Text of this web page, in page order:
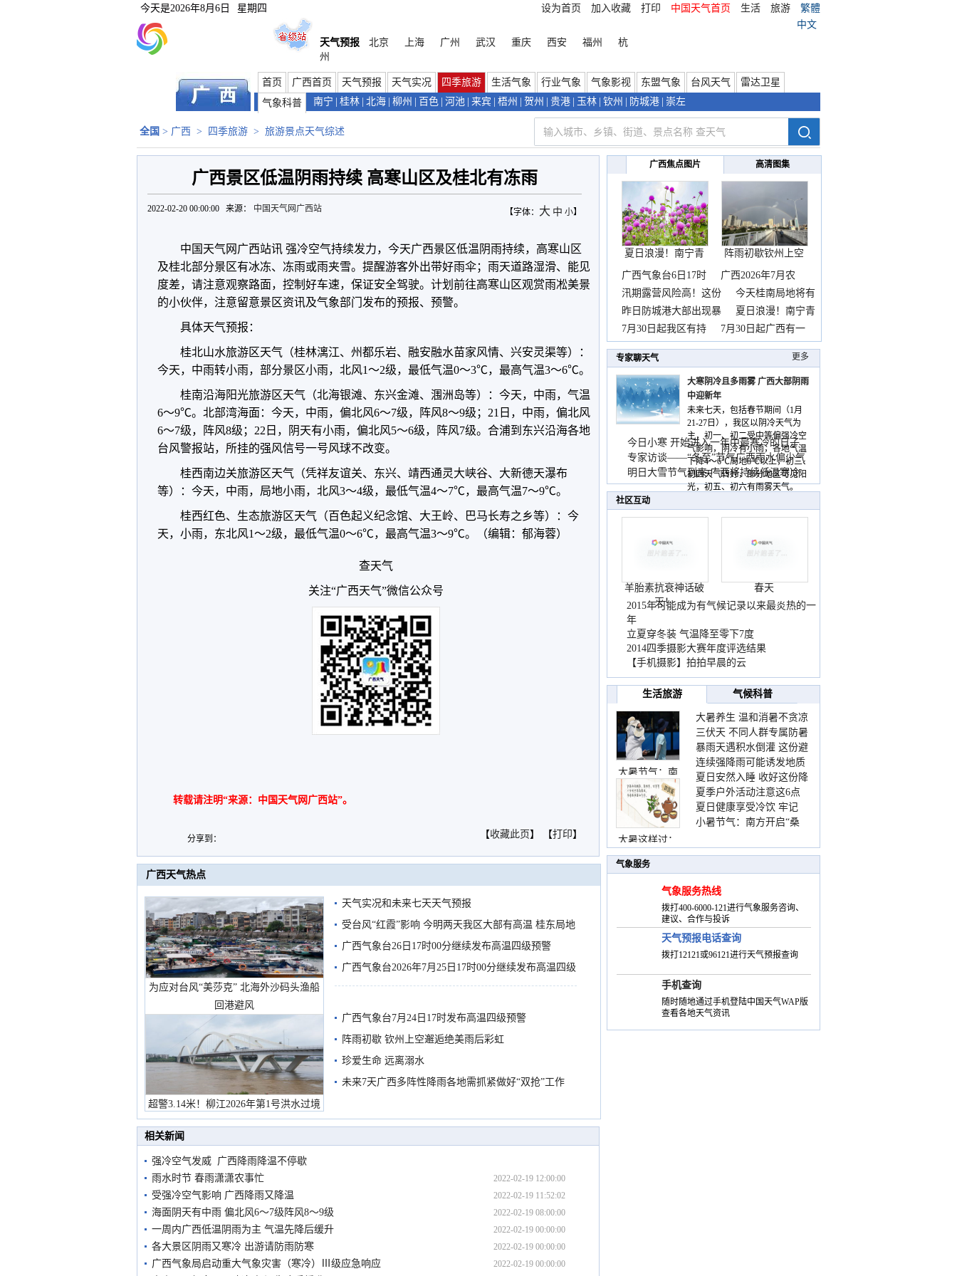
今天是2026年8月6日 星期四 设为首页 加入收藏 打印 中国天气首页 生活 旅游
繁體
中文
天气预报
北京 上海 广州 武汉 重庆 西安 福州
杭
州
首页 广西首页 天气预报 天气实况 四季旅游 生活气象 行业气象 气象影视 东盟气象 台风天气
雷达卫星
气象科普
南宁 桂林 北海 柳州 百色 河池 来宾 梧州 贺州 贵港 玉林 钦州 防城港 崇左
全国 > 广西 > 四季旅游 > 旅游景点天气综述
广西景区低温阴雨持续 高寒山区及桂北有冻雨
【字体： 大 中 小】
2022-02-20 00:00:00 来源： 中国天气网广西站
中国天气网广西站讯 强冷空气持续发力，今天广西景区低温阴雨持续，高寒山区
及桂北部分景区有冰冻、冻雨或雨夹雪。提醒游客外出带好雨伞；雨天道路湿滑、能见
度差，请注意观察路面，控制好车速，保证安全驾驶。计划前往高寒山区观赏雨凇美景
的小伙伴，注意留意景区资讯及气象部门发布的预报、预警。
具体天气预报：
桂北山水旅游区天气（桂林漓江、州都乐岩、融安融水苗家风情、兴安灵渠等）：
今天，中雨转小雨，部分景区小雨，北风1～2级，最低气温0～3℃，最高气温3～6℃。
桂南沿海阳光旅游区天气（北海银滩、东兴金滩、涠洲岛等）：今天，中雨，气温
6～9℃。北部湾海面：今天，中雨，偏北风6～7级，阵风8～9级；21日，中雨，偏北风
6～7级，阵风8级；22日，阴天有小雨，偏北风5～6级，阵风7级。合浦到东兴沿海各地
台风警报站，所挂的强风信号一号风球不改变。
桂西南边关旅游区天气（凭祥友谊关、东兴、靖西通灵大峡谷、大新德天瀑布
等）：今天，中雨，局地小雨，北风3～4级，最低气温4～7℃，最高气温7～9℃。
桂西红色、生态旅游区天气（百色起义纪念馆、大王岭、巴马长寿之乡等）：今
天，小雨，东北风1～2级，最低气温0～6℃，最高气温3～9℃。（编辑：郁海蓉）
查天气
关注“广西天气”微信公众号
转载请注明“来源：中国天气网广西站”。
分享到： 【收藏此页 】 【打印】
广西天气热点
为应对台风“美莎克” 北海外沙码头渔船
回港避风
超警3.14米！柳江2026年第1号洪水过境
市民在堤岸见证汛况
天气实况和未来七天天气预报
受台风“红霞”影响 今明两天我区大部有高温 桂东局地
有较强降雨
广西气象台26日17时00分继续发布高温四级预警
广西气象台2026年7月25日17时00分继续发布高温四级
预警
广西气象台7月24日17时发布高温四级预警
阵雨初歇 钦州上空邂逅绝美雨后彩虹
珍爱生命 远离溺水
未来7天广西多阵性降雨各地需抓紧做好“双抢”工作
相关新闻
强冷空气发威 广西降雨降温不停歇
2022-02-19 12:00:00
雨水时节 春雨潇潇农事忙
2022-02-19 11:52:02
受强冷空气影响 广西降雨又降温
2022-02-19 08:00:00
海面阴天有中雨 偏北风6～7级阵风8～9级
2022-02-19 00:00:00
一周内广西低温阴雨为主 气温先降后缓升
2022-02-19 00:00:00
各大景区阴雨又寒冷 出游请防雨防寒
2022-02-19 00:00:00
广西气象局启动重大气象灾害（寒冷）Ⅲ级应急响应
广西焦点图片 高清图集
夏日浪漫！南宁青
秀山
阵雨初歇钦州上空
邂逅
广西气象台6日17时
广西2026年7月农
汛期露营风险高！这份
今天桂南局地将有
暴雨
昨日防城港大部出现暴
夏日浪漫！南宁青
秀山
7月30日起我区有持 7月30日起广西有一
专家聊天气 更多
大寒阴冷且多雨雾 广西大部阴雨
中迎新年
未来七天，包括春节期间（1月
21-27日），我区以阴冷天气为
主，初一、初二受中等偏强冷空
气影响，阴冷有小雨，各地气温
下降4～6℃局地8℃以上，初三、
初四天气转好，部分地区可见阳
光，初五、初六有雨雾天气。
今日小寒 开始进入一年中最寒冷的日子
专家访谈——“冬至”节气广西雨水偏少气
温低
明日大雪节气到来 广西将持续低温寒冷
天气
社区互动
羊胎素抗衰神话破
灭！
春天
2015年可能成为有气候记录以来最炎热的一
年
立夏穿冬装 气温降至零下7度
2014四季摄影大赛年度评选结果
【手机摄影】拍拍早晨的云
生活旅游 气候科普
大暑节气：南
大暑这样过：
大暑养生 温和消暑不贪凉
三伏天 不同人群专属防暑
要点请收好
暴雨天遇积水倒灌 这份避
险提示请收好
连续强降雨可能诱发地质
灾害 这些前兆要知道
夏日安然入睡 收好这份降
温小贴士
夏季户外活动注意这6点
防暑健身两不误
夏日健康享受冷饮 牢记
“两注意一控制”
小暑节气：南方开启“桑
季
气象服务
气象服务热线
拨打400-6000-121进行气象服务咨询、
建议、合作与投诉
天气预报电话查询
拨打12121或96121进行天气预报查询
手机查询
随时随地通过手机登陆中国天气WAP版
查看各地天气资讯